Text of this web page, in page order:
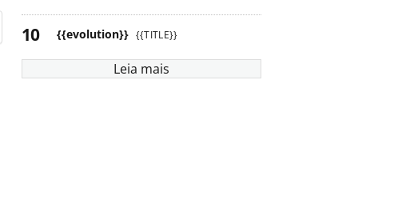
{{evolution}} {{TITLE}}
Leia mais